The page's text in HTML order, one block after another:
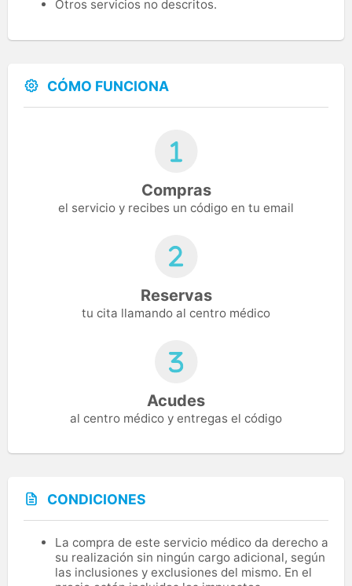
Otros servicios no descritos.
CÓMO FUNCIONA
Compras
el servicio y recibes un código en tu email
Reservas
tu cita llamando al centro médico
Acudes
al centro médico y entregas el código
CONDICIONES
La compra de este servicio médico da derecho a
su realización sin ningún cargo adicional, según
las inclusiones y exclusiones del mismo. En el